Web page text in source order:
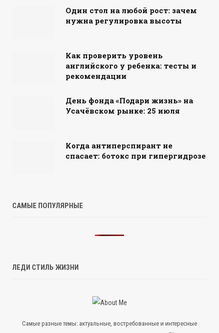
Один стол на любой рост: зачем
нужна регулировка высоты
Как проверить уровень
английского у ребенка: тесты и
рекомендации
День фонда «Подари жизнь» на
Усачёвском рынке: 25 июля
Когда антиперспирант не
спасает: ботокс при гипергидрозе
САМЫЕ ПОПУЛЯРНЫЕ
ЛЕДИ СТИЛЬ ЖИЗНИ
Самые разные темы: актуальные, востребованные и интересные